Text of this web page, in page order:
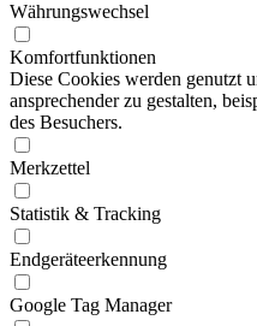
Währungswechsel
Komfortfunktionen
Diese Cookies werden genutzt
ansprechender zu gestalten,
des Besuchers.
Merkzettel
Statistik & Tracking
Endgeräteerkennung
Google Tag Manager